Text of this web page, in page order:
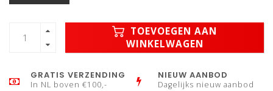
TOEVOEGEN AAN
WINKELWAGEN
GRATIS VERZENDING
In NL boven €100,-
NIEUW AANBOD
Dagelijks nieuw aanbod